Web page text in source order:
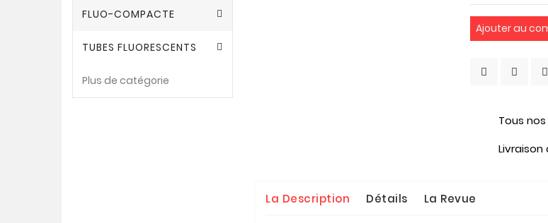
FLUO-COMPACTE
TUBES FLUORESCENTS
Plus de catégorie
Ajouter au
Tous
Livraison
La Description Détails La Revue